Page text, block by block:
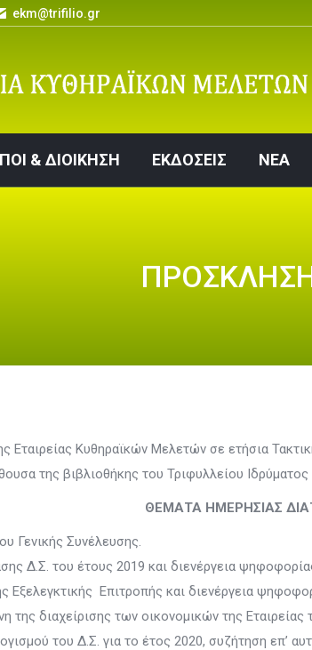
ekm@trifilio.gr
& ΔΙΟΙΚΗΣΗ ΕΚΔΟΣΕΙΣ ΝΕΑ
Εταιρείας Κυθηραϊκών Μελετών σε ετήσια
της βιβλιοθήκης του Τριφυλλείου
ΘΕΜΑΤΑ ΗΜΕΡΗΣΙΑΣ
Γενικής Συνέλευσης.
Δ.Σ. του έτους 2019 και διενέργεια
Εξελεγκτικής Επιτροπής και διενέργεια
της διαχείρισης των οικονομικών της Εταιρείας
του Δ.Σ. για το έτος 2020, συζήτηση επ’
ΣΚΟΠΟΙ & ΔΙΟΙΚΗΣΗ ΕΚΔΟΣΕΙΣ